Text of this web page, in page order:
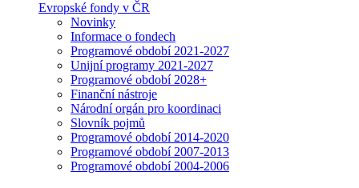
Evropské fondy v ČR
Novinky
Informace o fondech
Programové období 2021-2027
Unijní programy 2021-2027
Programové období 2028+
Finanční nástroje
Národní orgán pro koordinaci
Slovník pojmů
Programové období 2014-2020
Programové období 2007-2013
Programové období 2004-2006